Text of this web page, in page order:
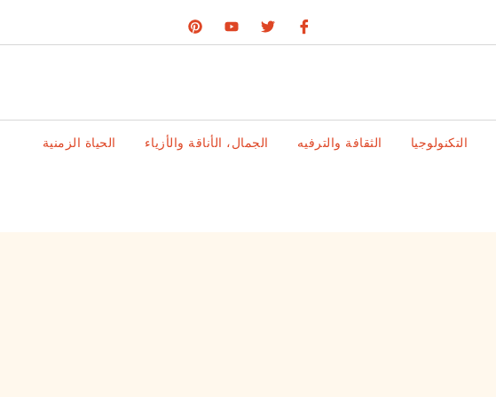
التكنولوجيا الثقافة والترفيه الجمال، الأناقة والأزياء الحياة الزمنية